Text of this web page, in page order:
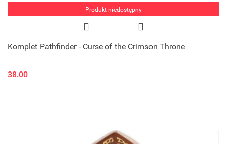
Produkt niedostępny
Komplet Pathfinder - Curse of the Crimson Throne
38.00